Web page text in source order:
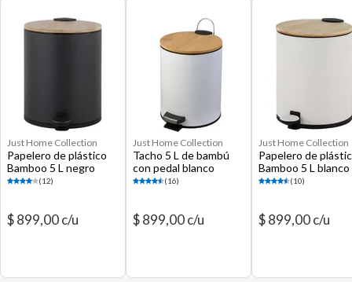
Just Home Collection
Papelero de plástico
Bamboo 5 L negro
(12)
$ 899,00 c/u
Just Home Collection
Tacho 5 L de bambú
con pedal blanco
(16)
$ 899,00 c/u
Just Home Collection
Papelero de
Bamboo 5 L blanco
(10)
$ 899,00 c/u